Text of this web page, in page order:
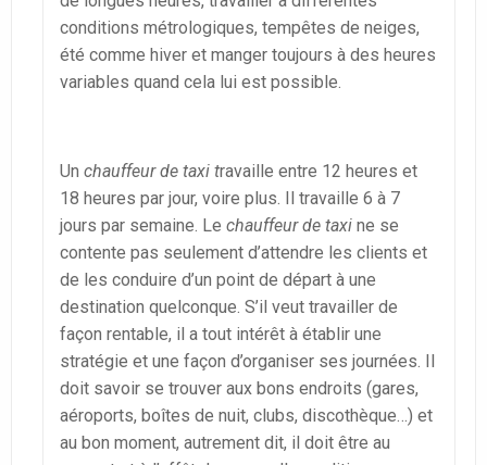
conditions métrologiques, tempêtes de neiges,
été comme hiver et manger toujours à des heures
variables quand cela lui est possible.
Un chauffeur de taxi travaille entre 12 heures et
18 heures par jour, voire plus. Il travaille 6 à 7
jours par semaine. Le chauffeur de taxi ne se
contente pas seulement d’attendre les clients et
de les conduire d’un point de départ à une
destination quelconque. S’il veut travailler de
façon rentable, il a tout intérêt à établir une
stratégie et une façon d’organiser ses journées. Il
doit savoir se trouver aux bons endroits (gares,
aéroports, boîtes de nuit, clubs, discothèque…) et
au bon moment, autrement dit, il doit être au